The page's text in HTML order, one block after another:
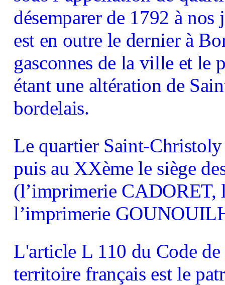
désemparer de 1792 à
est en outre le dernier à
gasconnes de la ville et le
étant une altération de
bordelais.
Le quartier Saint-
puis au XXème le siège
(l’imprimerie
l’imprimerie
L'article L 110 du Code
territoire français est le